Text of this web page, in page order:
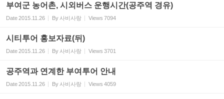
부여군 농어촌, 시외버스 운행시간(공주역 경유)
Date2015.11.26 By 사비사랑 Views 7094
시티투어 홍보자료(뒤)
Date2015.11.26 By 사비사랑 Views 3701
공주역과 연계한 부여투어 안내
Date2015.11.26 By 사비사랑 Views 4059